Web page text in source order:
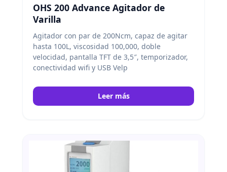
OHS 200 Advance Agitador de
Varilla
Agitador con par de 200Ncm, capaz de agitar
hasta 100L, viscosidad 100,000, doble
velocidad, pantalla TFT de 3,5″, temporizador,
conectividad wifi y USB Velp
Leer más